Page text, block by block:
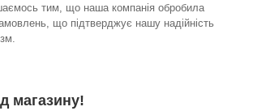
тим, що наша компанія обробила
що підтверджує нашу надійність
магазину!